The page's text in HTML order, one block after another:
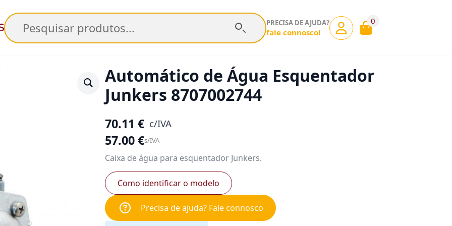
Pesquisar PRECISA DE AJUDA?
fale connosco!
0
Automático de Água Esquentador
Junkers 8707002744
70.11 € c/IVA
57.00€s/IVA
Caixa de água para esquentador Junkers.
Como identificar o modelo
Precisa de ajuda? Fale connosco